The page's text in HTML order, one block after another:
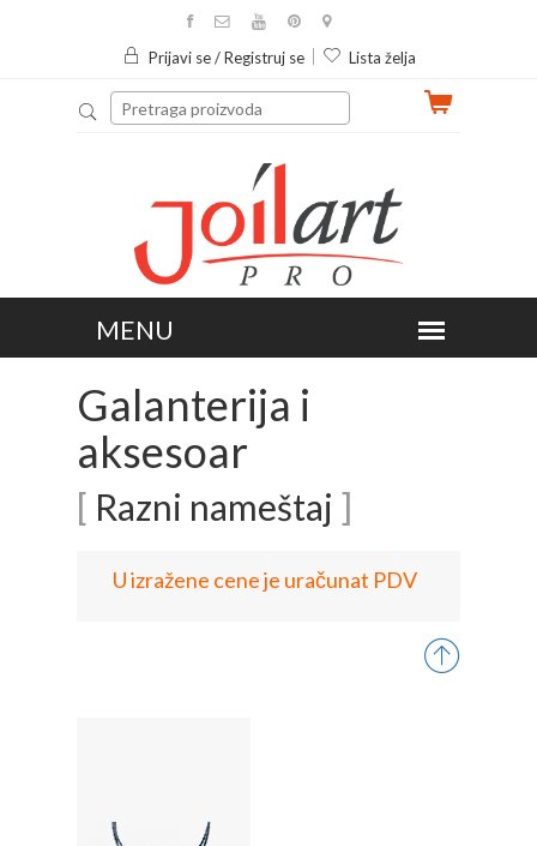
Prijavi se / Registruj se Lista želja
Galanterija i
aksesoar
[ Razni nameštaj ]
U izražene cene je uračunat PDV